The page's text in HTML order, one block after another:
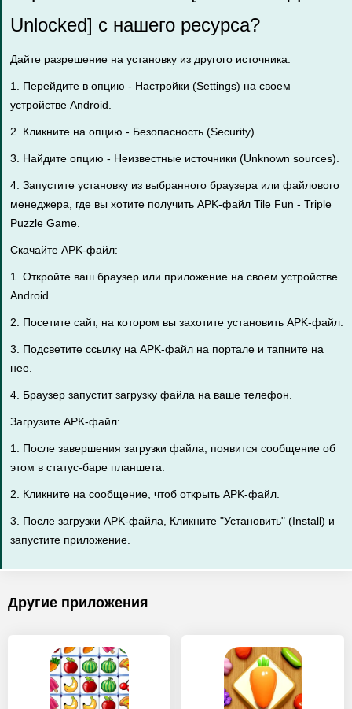
Unlocked] с нашего ресурса?
Дайте разрешение на установку из другого источника:
1. Перейдите в опцию - Настройки (Settings) на своем
устройстве Android.
2. Кликните на опцию - Безопасность (Security).
3. Найдите опцию - Неизвестные источники (Unknown sources).
4. Запустите установку из выбранного браузера или файлового
менеджера, где вы хотите получить APK-файл Tile Fun - Triple
Puzzle Game.
Скачайте APK-файл:
1. Откройте ваш браузер или приложение на своем устройстве
Android.
2. Посетите сайт, на котором вы захотите установить APK-файл.
3. Подсветите ссылку на APK-файл на портале и тапните на
нее.
4. Браузер запустит загрузку файла на ваше телефон.
Загрузите APK-файл:
1. После завершения загрузки файла, появится сообщение об
этом в статус-баре планшета.
2. Кликните на сообщение, чтоб открыть APK-файл.
3. После загрузки APK-файла, Кликните "Установить" (Install) и
запустите приложение.
Другие приложения